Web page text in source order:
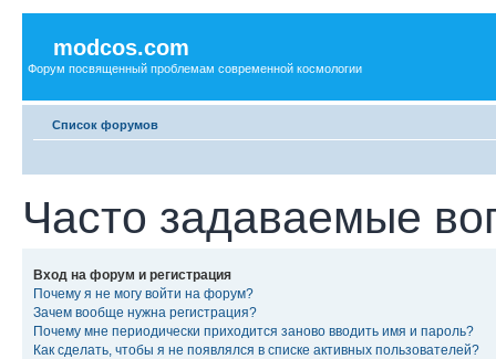
modcos.com
Форум посвященный проблемам современной космологии
Список форумов
Часто задаваемые
Вход на форум и регистрация
Почему я не могу войти на форум?
Зачем вообще нужна регистрация?
Почему мне периодически приходится заново вводить имя и пароль?
Как сделать, чтобы я не появлялся в списке активных пользователей?